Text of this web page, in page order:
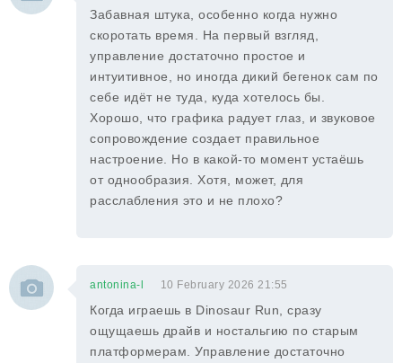
Забавная штука, особенно когда нужно
скоротать время. На первый взгляд,
управление достаточно простое и
интуитивное, но иногда дикий бегенок сам по
себе идёт не туда, куда хотелось бы.
Хорошо, что графика радует глаз, и звуковое
сопровождение создает правильное
настроение. Но в какой-то момент устаёшь
от однообразия. Хотя, может, для
расслабления это и не плохо?
antonina-l 10 February 2026 21:55
Когда играешь в Dinosaur Run, сразу
ощущаешь драйв и ностальгию по старым
платформерам. Управление достаточно